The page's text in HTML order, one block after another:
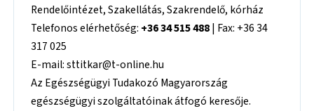
Rendelőintézet, Szakellátás, Szakrendelő, kórház
Telefonos elérhetőség: +36 34 515 488| Fax: +36 34
317 025
E-mail: sttitkar@t-online.hu
Az Egészségügyi Tudakozó Magyarország
egészségügyi szolgáltatóinak átfogó keresője.